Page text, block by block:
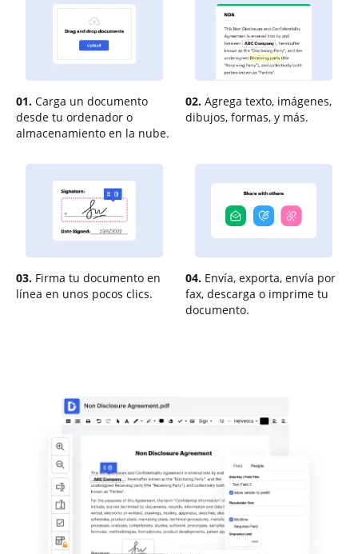
01. Carga un documento
desde tu ordenador o
almacenamiento en la nube.
02. Agrega texto, imágenes,
dibujos, formas, y más.
03. Firma tu documento en
línea en unos pocos clics.
04. Envía, exporta, envía por
fax, descarga o imprime tu
documento.